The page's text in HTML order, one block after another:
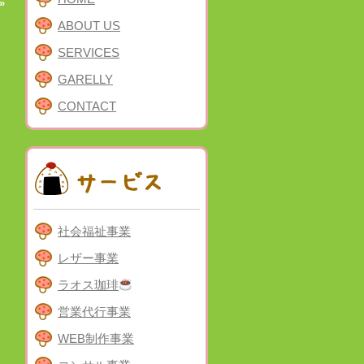
ABOUT US
SERVICES
GARELLY
CONTACT
社会福祉事業
レザー事業
ラオス珈琲
営業代行事業
WEB制作事業